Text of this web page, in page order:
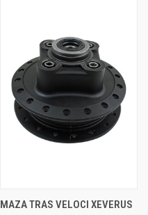
MAZA TRAS VELOCI XEVERUS